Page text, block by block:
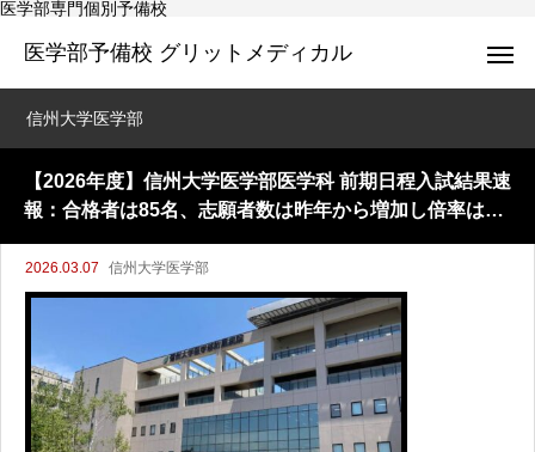
医学部専門個別予備校
医学部予備校 グリットメディカル
信州大学医学部
【2026年度】信州大学医学部医学科 前期日程入試結果速
報：合格者は85名、志願者数は昨年から増加し倍率は3.6
2026.03.07 信州大学医学部